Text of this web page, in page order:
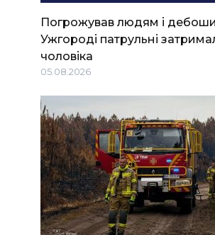
Погрожував людям і
Ужгороді патрульні
чоловіка
05.08.2026